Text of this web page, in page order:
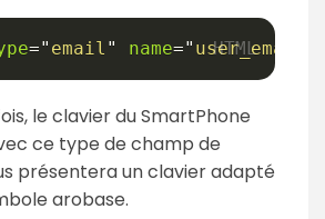
=" email " name=" user_email
le clavier du SmartPhone
ce type de champ de
présentera un clavier adapté
arobase.